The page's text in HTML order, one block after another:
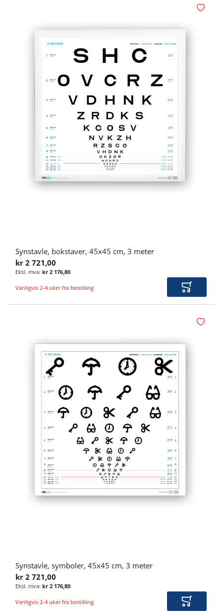
Synstavle, bokstaver, 45x45 cm, 3 meter
kr 2 721,00
kr 2 176,80
Vanligvis 2-4 uker fra bestilling Legg i
Legg i
Synstavle, symboler, 45x45 cm, 3 meter
kr 2 721,00
kr 2 176,80
Vanligvis 2-4 uker fra bestilling Legg i
Legg i